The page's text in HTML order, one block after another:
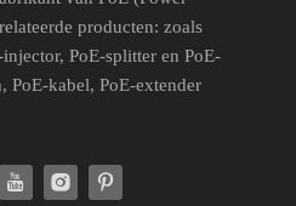
producten: zoals
PoE-splitter en PoE-
PoE-kabel, PoE-extender